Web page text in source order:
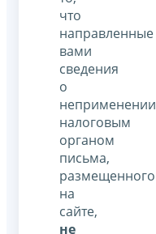
что
направленные
вами
сведения
о
неприменении
налоговым
органом
письма,
размещенного
на
сайте,
не